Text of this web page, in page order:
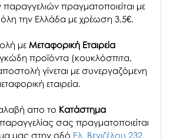
πραγματοποιείται με
την Ελλάδα με χρέωση 3,5€.
μεΜεταφορική Εταιρεία
προϊόντα (κουκλόσπιτα,
γίνεται με συνεργαζόμενη
εταιρεία.
απο το Κατάστημα
σας πραγματοποιείται
μας στην οδό Ελ. Βενιζέλου 232,